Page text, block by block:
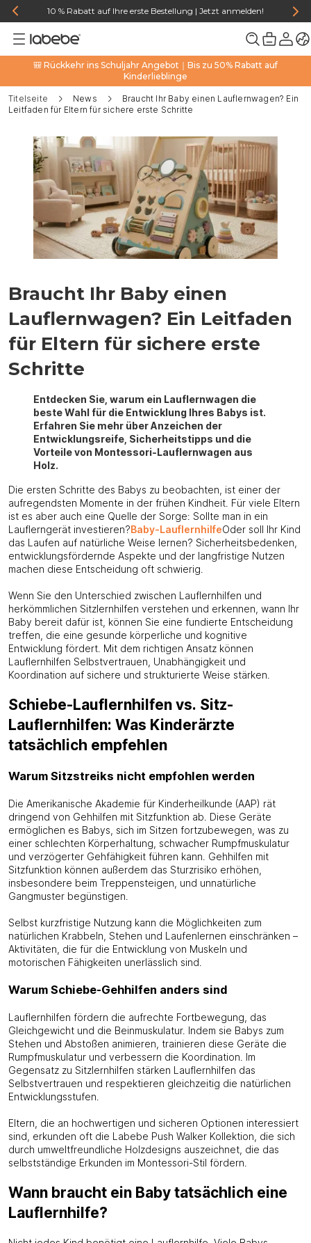
10 % Rabatt auf Ihre erste Bestellung | Jetzt anmelden!
🎒 Rückkehr ins Schuljahr Angebot｜Bis zu 50% Rabatt auf
Kinderlieblinge
Titelseite News
Braucht Ihr Baby einen Lauflernwagen? Ein
Leitfaden für Eltern für sichere erste Schritte
Braucht Ihr Baby einen
Lauflernwagen? Ein Leitfaden
für Eltern für sichere erste
Schritte
Entdecken Sie, warum ein Lauflernwagen die
beste Wahl für die Entwicklung Ihres Babys ist.
Erfahren Sie mehr über Anzeichen der
Entwicklungsreife, Sicherheitstipps und die
Vorteile von Montessori-Lauflernwagen aus
Holz.
Die ersten Schritte des Babys zu beobachten, ist einer der
aufregendsten Momente in der frühen Kindheit. Für viele Eltern
ist es aber auch eine Quelle der Sorge: Sollte man in ein
Lauflerngerät investieren?Baby-LauflernhilfeOder soll Ihr Kind
das Laufen auf natürliche Weise lernen? Sicherheitsbedenken,
entwicklungsfördernde Aspekte und der langfristige Nutzen
machen diese Entscheidung oft schwierig.
Wenn Sie den Unterschied zwischen Lauflernhilfen und
herkömmlichen Sitzlernhilfen verstehen und erkennen, wann Ihr
Baby bereit dafür ist, können Sie eine fundierte Entscheidung
treffen, die eine gesunde körperliche und kognitive
Entwicklung fördert. Mit dem richtigen Ansatz können
Lauflernhilfen Selbstvertrauen, Unabhängigkeit und
Koordination auf sichere und strukturierte Weise stärken.
Schiebe-Lauflernhilfen vs. Sitz-
Lauflernhilfen: Was Kinderärzte
tatsächlich empfehlen
Warum Sitzstreiks nicht empfohlen werden
Die Amerikanische Akademie für Kinderheilkunde (AAP) rät
dringend von Gehhilfen mit Sitzfunktion ab. Diese Geräte
ermöglichen es Babys, sich im Sitzen fortzubewegen, was zu
einer schlechten Körperhaltung, schwacher Rumpfmuskulatur
und verzögerter Gehfähigkeit führen kann. Gehhilfen mit
Sitzfunktion können außerdem das Sturzrisiko erhöhen,
insbesondere beim Treppensteigen, und unnatürliche
Gangmuster begünstigen.
Selbst kurzfristige Nutzung kann die Möglichkeiten zum
natürlichen Krabbeln, Stehen und Laufenlernen einschränken –
Aktivitäten, die für die Entwicklung von Muskeln und
motorischen Fähigkeiten unerlässlich sind.
Warum Schiebe-Gehhilfen anders sind
Lauflernhilfen fördern die aufrechte Fortbewegung, das
Gleichgewicht und die Beinmuskulatur. Indem sie Babys zum
Stehen und Abstoßen animieren, trainieren diese Geräte die
Rumpfmuskulatur und verbessern die Koordination. Im
Gegensatz zu Sitzlernhilfen stärken Lauflernhilfen das
Selbstvertrauen und respektieren gleichzeitig die natürlichen
Entwicklungsstufen.
Eltern, die an hochwertigen und sicheren Optionen interessiert
sind, erkunden oft die Labebe Push Walker Kollektion, die sich
durch umweltfreundliche Holzdesigns auszeichnet, die das
selbstständige Erkunden im Montessori-Stil fördern.
Wann braucht ein Baby tatsächlich eine
Lauflernhilfe?